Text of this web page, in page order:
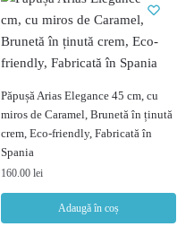
Păpușă Arias Elegance 45 cm, cu
miros de Caramel, Brunetă în ținută
crem, Eco-friendly, Fabricată în
Spania
160.00 lei
Adaugă în coș